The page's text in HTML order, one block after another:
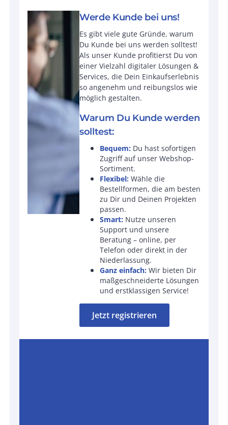
Werde Kunde bei uns!
Es gibt viele gute Gründe, warum
Du Kunde bei uns werden solltest!
Als unser Kunde profitierst Du von
einer Vielzahl digitaler Lösungen &
Services, die Dein Einkaufserlebnis
so angenehm und reibungslos wie
möglich gestalten.
Warum Du Kunde werden
solltest:
Bequem: Du hast sofortigen
Zugriff auf unser Webshop-
Sortiment.
Flexibel: Wähle die
Bestellformen, die am besten
zu Dir und Deinen Projekten
passen.
Smart: Nutze unseren
Support und unsere
Beratung – online, per
Telefon oder direkt in der
Niederlassung.
Ganz einfach: Wir bieten Dir
maßgeschneiderte Lösungen
und erstklassigen Service!
Jetzt registrieren